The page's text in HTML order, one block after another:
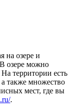
на озере и
озере можно
территории есть
также множество
мест, где вы
.